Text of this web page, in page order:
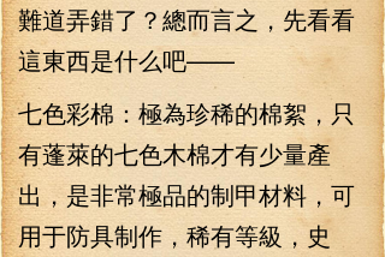
難道弄錯了？總而言之，先看看
這東西是什么吧——
七色彩棉：極為珍稀的棉絮，只
有蓬萊的七色木棉才有少量產
出，是非常極品的制甲材料，可
用于防具制作，稀有等級，史